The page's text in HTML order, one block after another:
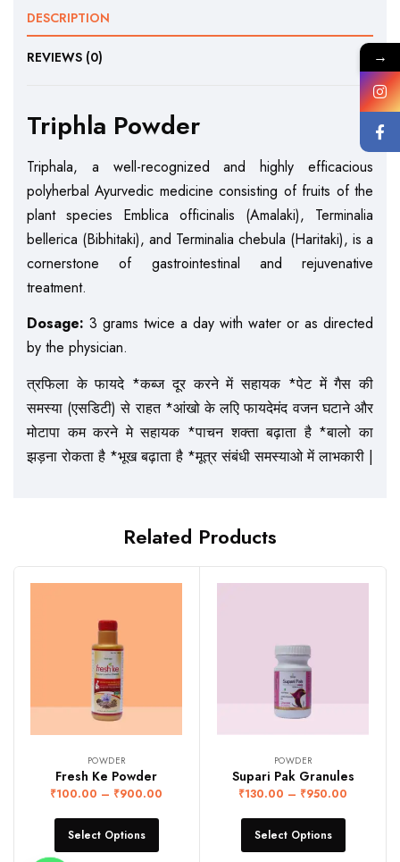
DESCRIPTION
REVIEWS (0)
Triphla Powder
Triphala, a well-recognized and highly efficacious
polyherbal Ayurvedic medicine consisting of fruits of the
plant species Emblica officinalis (Amalaki), Terminalia
bellerica (Bibhitaki), and Terminalia chebula (Haritaki), is a
cornerstone of gastrointestinal and rejuvenative
treatment.
Dosage: 3 grams twice a day with water or as directed
by the physician.
त्रफिला के फायदे *कब्ज दूर करने में सहायक *पेट में गैस की
समस्या (एसडिटी) से राहत *आंखो के लएि फायदेमंद वजन घटाने और
मोटापा कम करने मे सहायक *पाचन शक्ता बढ़ाता है *बालो का
झड़ना रोकता है *भूख बढ़ाता है *मूत्र संबंधी समस्याओ में लाभकारी |
Related Products
POWDER
Fresh Ke Powder
₹100.00 – ₹900.00
Select Options
POWDER
Supari Pak Granules
₹130.00 – ₹950.00
Select Options
→